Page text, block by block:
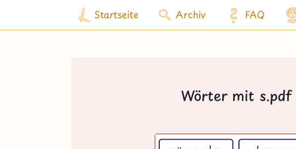
Startseite Archiv FAQ
Wörter mit s.pdf